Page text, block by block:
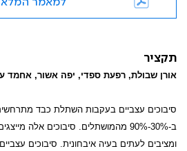
תקציר
אורן שבולת, רפעת ספדי, יפה אשור, אחמד
סיבוכים עצביים בעקבות השתלת כבד
ב-30%-90% מהמושתלים. סיבוכים אלה
ומציבים לעתים בעיה איבחונית. סיבוכים